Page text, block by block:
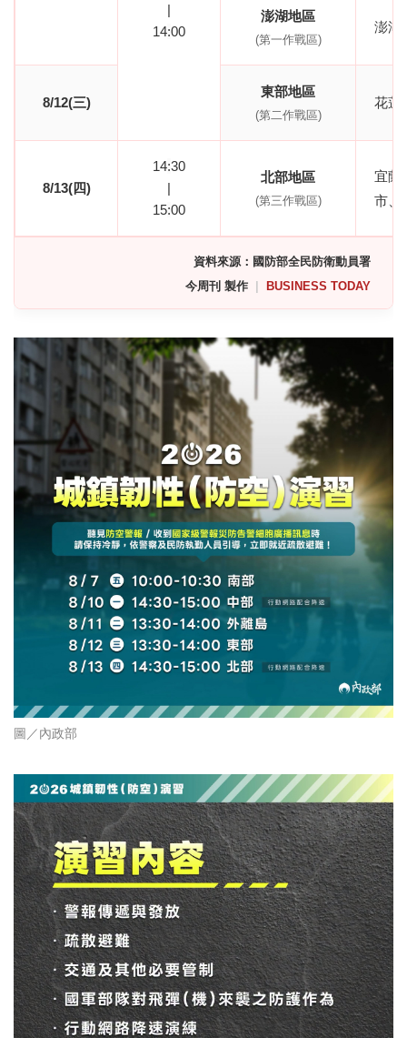
|
14:00
澎湖地區
(第一作戰區)
澎湖
8/12(三)
東部地區
(第二作戰區)
花蓮
8/13(四)
14:30
|
15:00
北部地區
(第三作戰區)
宜蘭
市、
資料來源：國防部全民防衛動員署
今周刊 製作
BUSINESS TODAY
圖／內政部